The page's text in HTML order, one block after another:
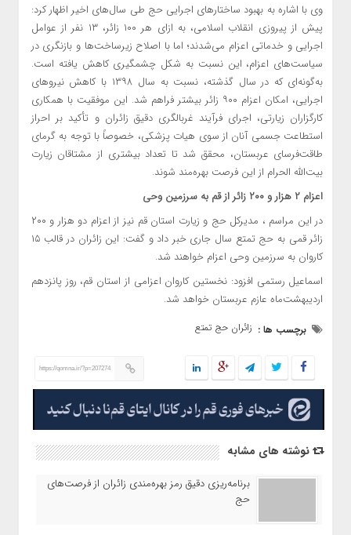
وی با اشاره به بهبود ساختارهای اجرایی حج طی سال‌های اخیر اظهار کرد:
پیش از پیروزی انقلاب اسلامی، به ازای هر ۱۰۰ زائر، ۱۳ نفر از عوامل
اجرایی و خدماتی اعزام می‌شدند؛ اما با اصلاح زیرساخت‌ها و بازنگری در
سیاست‌های اعزام، این نسبت به شکل چشمگیری کاهش یافته است.
به‌گونه‌ای که در سال گذشته، نسبت به سال ۱۳۹۸ با کاهش نیروهای
اجرایی، امکان اعزام ۹۰۰ زائر بیشتر فراهم شد. این موفقیت با همکاری
کارگزاران زیارتی، اجرای فرآیند غربالگری دقیق زائران و تأکید بر احراز
استطاعت جسمی آنان از سوی هیات پزشکی، خصوصاً با توجه به گرمای
طاقت‌فرسای عربستان، محقق شد تا تعداد بیشتری از مشتاقان زیارت
بیت‌الله الحرام از این فرصت بهره‌مند شوند.
اعزام ۲ هزار و ۲۰۰ زائر از قم به سرزمین وحی
در این مراسم ، مدیرکل حج و زیارت استان قم نیز از اعزام دو هزار و ۲۰۰
زائر قمی به حج تمتع سال جاری خبر داد و گفت: این زائران در قالب ۱۵
کاروان به سرزمین وحی اعزام خواهند شد.
اسماعیل رستمی افزود: نخستین کاروان اعزامی از استان قم، روز پانزدهم
اردیبهشت‌ماه عازم عربستان خواهد شد.
برچسب ها : زائران حج تمتع
https://qomna.ir/?p=207274
نوشته های مشابه
برنامه‌ریزی دقیق رمز بهره‌مندی زائران از فرصت‌های
حج